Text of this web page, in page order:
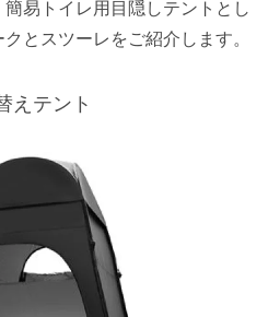
簡易トイレ用目隠しテントとし
とスツーレをご紹介します。
えテント